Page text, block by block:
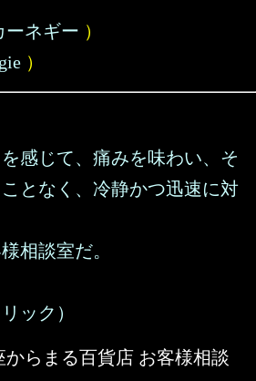
ーネギー ）
）
感じて、痛みを味わい、そ
となく、冷静かつ迅速に対
相談室だ。
ック）
からまる百貨店 お客様相談